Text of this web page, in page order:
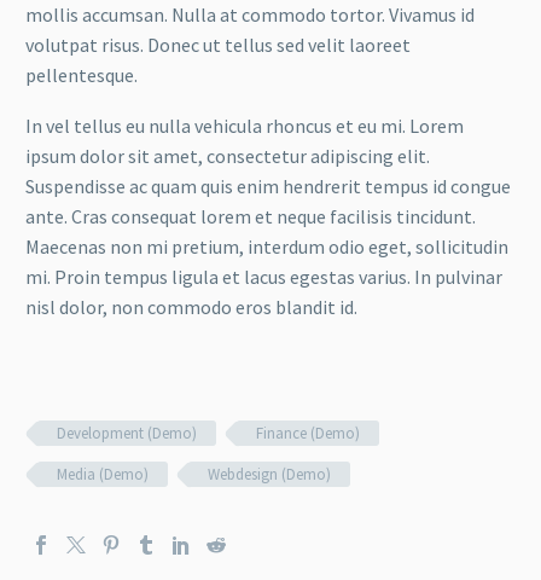
mollis accumsan. Nulla at commodo tortor. Vivamus id
volutpat risus. Donec ut tellus sed velit laoreet
pellentesque.
In vel tellus eu nulla vehicula rhoncus et eu mi. Lorem
ipsum dolor sit amet, consectetur adipiscing elit.
Suspendisse ac quam quis enim hendrerit tempus id congue
ante. Cras consequat lorem et neque facilisis tincidunt.
Maecenas non mi pretium, interdum odio eget, sollicitudin
mi. Proin tempus ligula et lacus egestas varius. In pulvinar
nisl dolor, non commodo eros blandit id.
Development (Demo)
Finance (Demo)
Media (Demo)
Webdesign (Demo)